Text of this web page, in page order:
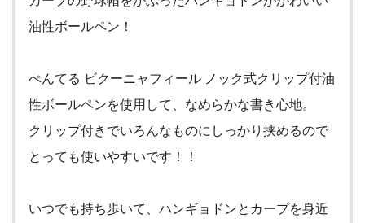
油性ボールペン！
ぺんてる ビクーニャフィール ノック式クリップ付油
性ボールペンを使用して、なめらかな書き心地。
クリップ付きでいろんなものにしっかり挟めるので
とっても使いやすいです！！
いつでも持ち歩いて、ハンギョドンとカープを身近